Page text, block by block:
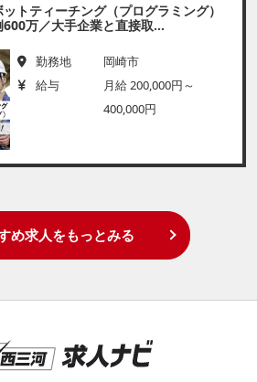
トティーチング（プログラミング）
万／大手企業と直接取...
勤務地
岡崎市
給与
月給 200,000円～
400,000円
め求人をもっとみる